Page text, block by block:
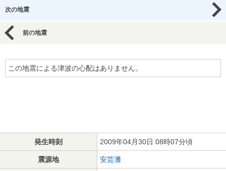
次の地震
前の地震
この地震による津波の心配はありません。
発生時刻 2009年04月30日 08時07分頃
震源地 安芸灘